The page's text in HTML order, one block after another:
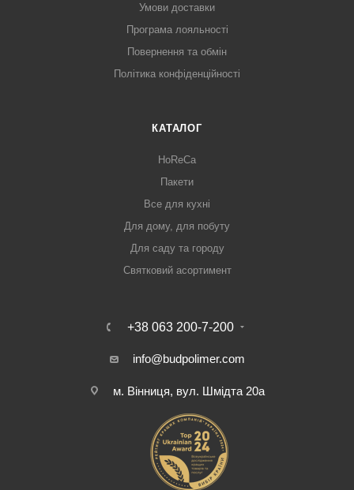
Умови доставки
Програма лояльності
Повернення та обмін
Політика конфіденційності
КАТАЛОГ
HoReCa
Пакети
Все для кухні
Для дому, для побуту
Для саду та городу
Святковий асортимент
+38 063 200-7-200
info@budpolimer.com
м. Вінниця, вул. Шмідта 20а